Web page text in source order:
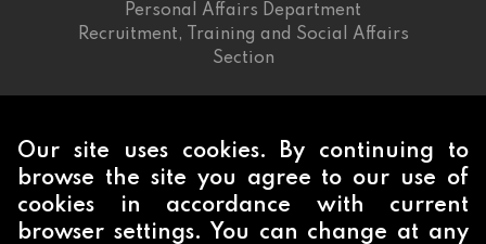
Our site uses cookies. By continuing to
browse the site you agree to our use of
cookies in accordance with current
browser settings. You can change at any
Personal Affairs Department
Recruitment, Training and Social Affairs
Section
Help
e-mail:pomoc+op@pwr.edu.pl